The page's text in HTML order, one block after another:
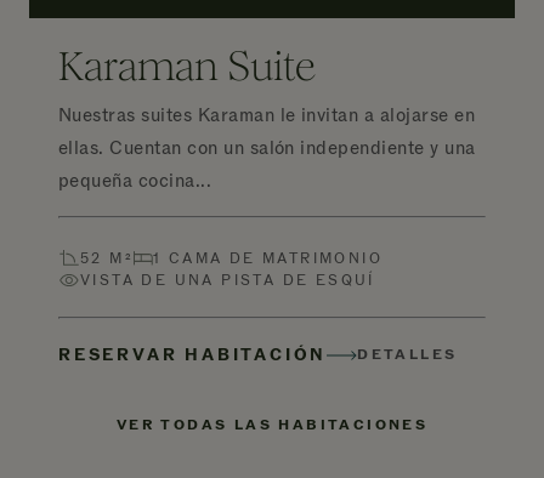
Karaman Suite
Nuestras suites Karaman le invitan a alojarse en
ellas. Cuentan con un salón independiente y una
pequeña cocina...
52 M²
1 CAMA DE MATRIMONIO
VISTA DE UNA PISTA DE ESQUÍ
RESERVAR HABITACIÓN DETALLES
VER TODAS LAS HABITACIONES